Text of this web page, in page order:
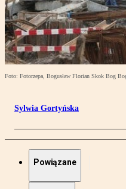
Foto: Fotorzepa, Bogusław Florian Skok Bog
Sylwia Gortyńska
Powiązane